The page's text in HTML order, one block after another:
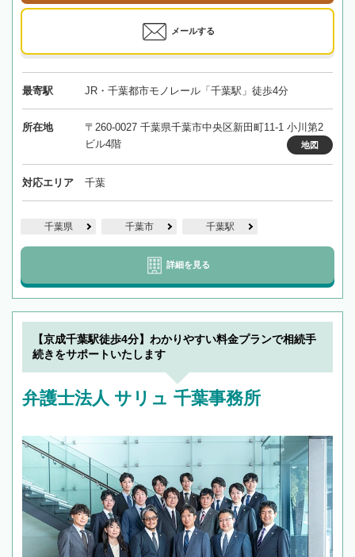
メールする
最寄駅 JR・千葉都市モノレール「千葉駅」徒歩4分
所在地
〒260-0027 千葉県千葉市中央区新田町11-1 小川第2
ビル4階
地図
対応エリア 千葉
千葉県 千葉市 千葉駅
詳細を見る
【京成千葉駅徒歩4分】わかりやすい料金プランで相続手
続きをサポートいたします
弁護士法人 サリュ 千葉事務所